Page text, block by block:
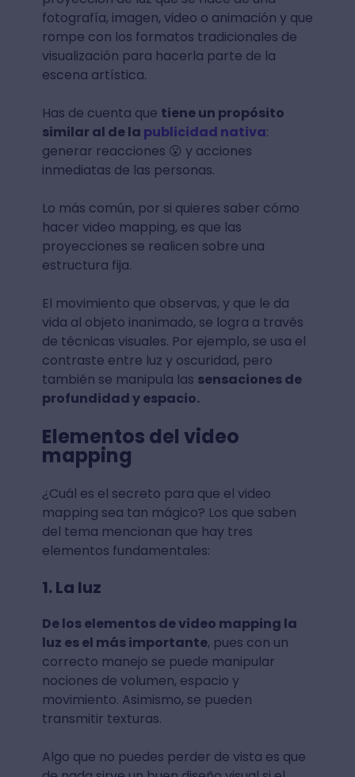
fotografía, imagen, video o animación y que
rompe con los formatos tradicionales de
visualización para hacerla parte de la
escena artística.
Has de cuenta que tiene un propósito
similar al de la publicidad nativa:
generar reacciones 😮 y acciones
inmediatas de las personas.
Lo más común, por si quieres saber cómo
hacer video mapping, es que las
proyecciones se realicen sobre una
estructura fija.
El movimiento que observas, y que le da
vida al objeto inanimado, se logra a través
de técnicas visuales. Por ejemplo, se usa el
contraste entre luz y oscuridad, pero
también se manipula las sensaciones de
profundidad y espacio.
Elementos del video
mapping
¿Cuál es el secreto para que el video
mapping sea tan mágico? Los que saben
del tema mencionan que hay tres
elementos fundamentales:
1. La luz
De los elementos de video mapping la
luz es el más importante, pues con un
correcto manejo se puede manipular
nociones de volumen, espacio y
movimiento. Asimismo, se pueden
transmitir texturas.
Algo que no puedes perder de vista es que